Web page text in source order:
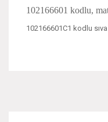
102166601 kodlu,
102166601C1 kodlu sıva